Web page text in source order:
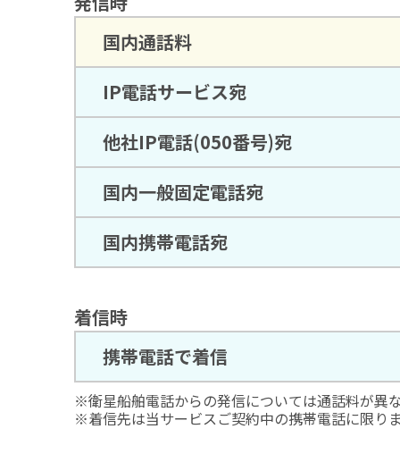
国内通話料
IP電話サービス宛
他社IP電話(050番号)宛
国内一般固定電話宛
国内携帯電話宛
着信時
携帯電話で着信
※衛星船舶電話からの発信については通話料が異
※着信先は当サービスご契約中の携帯電話に限り